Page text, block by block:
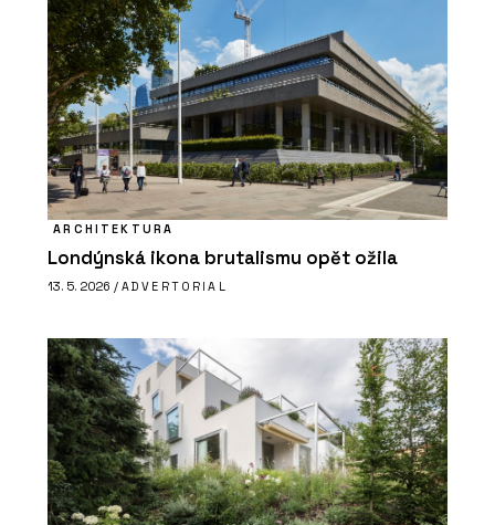
ARCHITEKTURA
Londýnská ikona brutalismu opět ožila
13. 5. 2026 / ADVERTORIAL